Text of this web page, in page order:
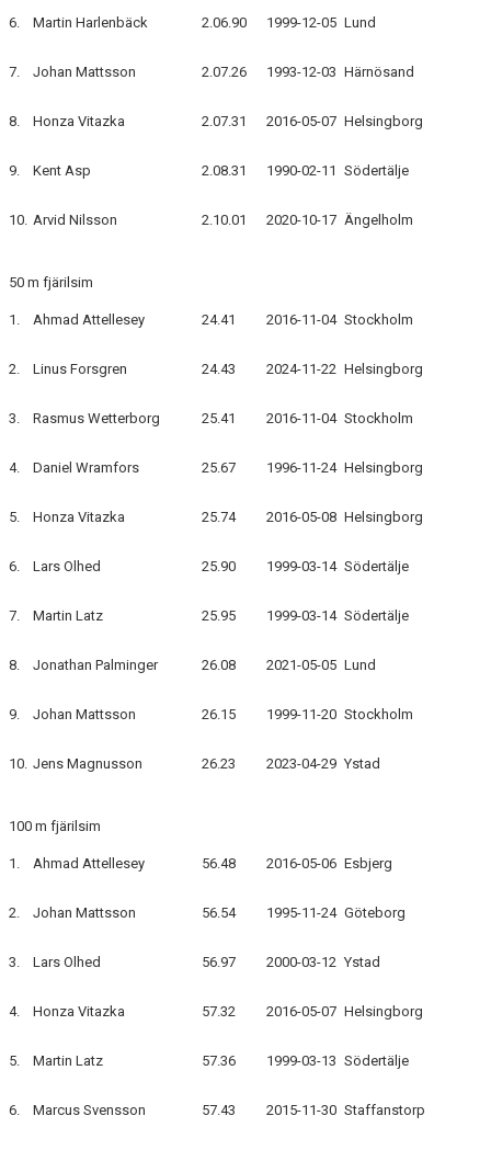
6. Martin Harlenbäck 2.06.90 1999-12-05 Lund
7. Johan Mattsson 2.07.26 1993-12-03 Härnösand
8. Honza Vitazka 2.07.31 2016-05-07 Helsingborg
9. Kent Asp 2.08.31 1990-02-11 Södertälje
10. Arvid Nilsson 2.10.01 2020-10-17 Ängelholm
50 m fjärilsim
1. Ahmad Attellesey 24.41 2016-11-04 Stockholm
2. Linus Forsgren 24.43 2024-11-22 Helsingborg
3. Rasmus Wetterborg 25.41 2016-11-04 Stockholm
4. Daniel Wramfors 25.67 1996-11-24 Helsingborg
5. Honza Vitazka 25.74 2016-05-08 Helsingborg
6. Lars Olhed 25.90 1999-03-14 Södertälje
7. Martin Latz 25.95 1999-03-14 Södertälje
8. Jonathan Palminger 26.08 2021-05-05 Lund
9. Johan Mattsson 26.15 1999-11-20 Stockholm
10. Jens Magnusson 26.23 2023-04-29 Ystad
100 m fjärilsim
1. Ahmad Attellesey 56.48 2016-05-06 Esbjerg
2. Johan Mattsson 56.54 1995-11-24 Göteborg
3. Lars Olhed 56.97 2000-03-12 Ystad
4. Honza Vitazka 57.32 2016-05-07 Helsingborg
5. Martin Latz 57.36 1999-03-13 Södertälje
6. Marcus Svensson 57.43 2015-11-30 Staffanstorp